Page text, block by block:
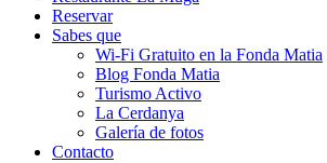
Reservar
Sabes que
Wi-Fi Gratuito en la Fonda Matia
Blog Fonda Matia
Turismo Activo
La Cerdanya
Galería de fotos
Contacto